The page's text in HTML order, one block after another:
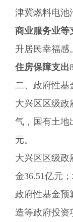
津冀燃料电池
商业服务业等
升居民幸福感。
住房保障支出
二、政府性基
大兴区区级政
气，国有土地
元。
大兴区区级政
金36.51亿元
政府性基金预
造等政府投资